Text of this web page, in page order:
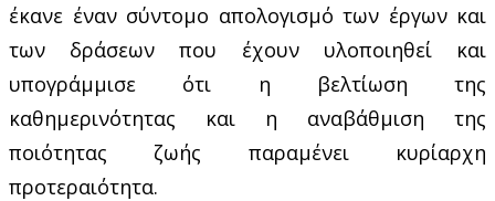
έκανε έναν σύντομο απολογισμό των έργων και
των δράσεων που έχουν υλοποιηθεί και
υπογράμμισε ότι η βελτίωση της
καθημερινότητας και η αναβάθμιση της
ποιότητας ζωής παραμένει κυρίαρχη
προτεραιότητα.